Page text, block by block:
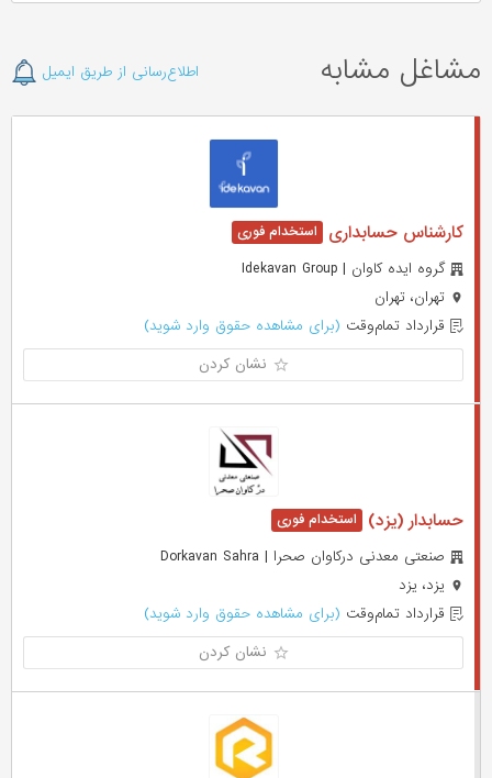
مشاغل مشابه اطلاع‌رسانی از طریق ایمیل
کارشناس حسابداری
گروه ایده کاوان | Idekavan Group
تهران، تهران
قرارداد تمام‌وقت (برای مشاهده حقوق وارد شوید)
نشان کردن
حسابدار (یزد)
صنعتی معدنی درکاوان صحرا | Dorkavan Sahra
یزد، یزد
قرارداد تمام‌وقت (برای مشاهده حقوق وارد شوید)
نشان کردن